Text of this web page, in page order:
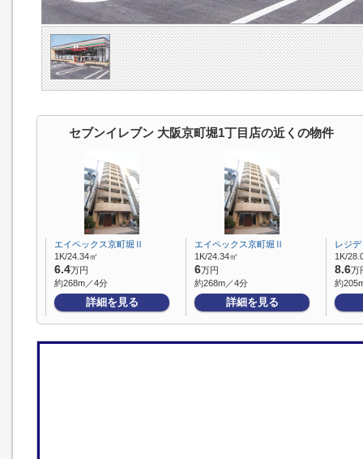
セブンイレブン 大阪京町堀1丁目店の近くの物件
エイペックス京町堀Ⅱ
1K/24.34㎡
6.4万円
約268m／4分
詳細を見る
エイペックス京町堀Ⅱ
1K/24.34㎡
6万円
約268m／4分
詳細を見る
レジ
1K/
8.6万
約